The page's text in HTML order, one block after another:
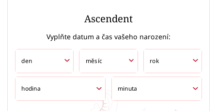
Ascendent
Vyplňte datum a čas vašeho narození: